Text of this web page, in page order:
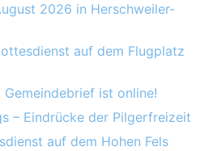
2026 in Herschweiler-
auf dem Flugplatz
ist online!
– Eindrücke der Pilgerfreizeit
auf dem Hohen Fels